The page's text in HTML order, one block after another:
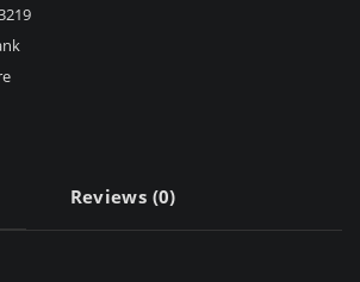
Reviews (0)